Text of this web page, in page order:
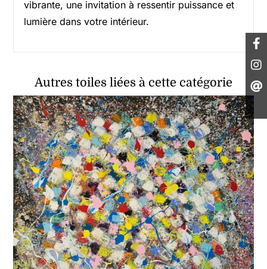
vibrante, une invitation à ressentir puissance et
lumière dans votre intérieur.
Autres toiles liées à cette catégorie